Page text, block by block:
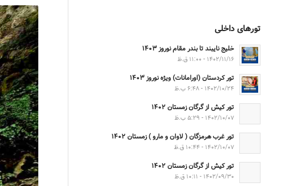
تورهای داخلی
خلیج نایبند تا بندر مقام نوروز ۱۴۰۳
۱۴۰۲/۱۱/۱۶ - ۱۱:۰۰ ق.ظ
تور کردستان (اورامانات) ویژه نوروز ۱۴۰۳
۱۴۰۲/۱۰/۲۴ - ۶:۴۸ ب.ظ
تور کیش از گرگان زمستان ۱۴۰۲
۱۴۰۲/۱۰/۰۷ - ۵:۲۹ ب.ظ
تور غرب هرمزگان ( لاوان و مارو ) زمستان ۱۴۰۲
۱۴۰۲/۱۰/۰۷ - ۱۰:۴۴ ق.ظ
تور کیش از گرگان زمستان ۱۴۰۲
۱۴۰۲/۰۹/۳۰ - ۱۰:۱۱ ق.ظ